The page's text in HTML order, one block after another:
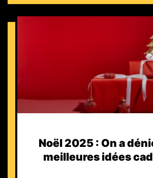
Noël 2025 : On a
meilleures idées